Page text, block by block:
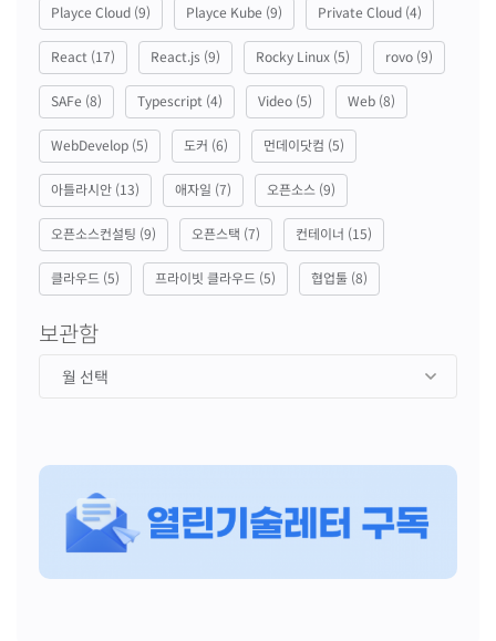
Playce Cloud (9) Playce Kube (9) Private Cloud (4)
React (17) React.js (9) Rocky Linux (5) rovo (9)
SAFe (8) Typescript (4) Video (5) Web (8)
WebDevelop (5) 도커 (6) 먼데이닷컴 (5)
아틀라시안 (13) 애자일 (7) 오픈소스 (9)
오픈소스컨설팅 (9) 오픈스택 (7) 컨테이너 (15)
클라우드 (5) 프라이빗 클라우드 (5) 협업툴 (8)
보관함